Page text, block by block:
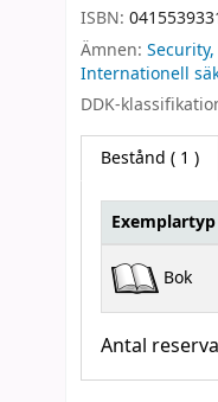
ISBN:
Ämnen:
Internationell
DDK-
Bestånd ( 1 )
Bestånd
Exemplartyp
Bok
Antal